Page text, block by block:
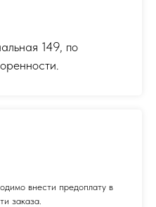
149, по
внести предоплату в
заказа.